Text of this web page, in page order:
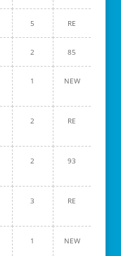
5 RE
2 85
1 NEW
2 RE
2 93
3 RE
1 NEW